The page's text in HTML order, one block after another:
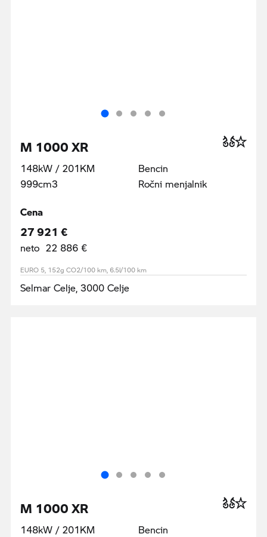
M 1000 XR
148kW / 201KM
999cm3
Bencin
Ročni menjalnik
Cena
27 921 €
neto 22 886 €
EURO 5, 152g CO2/100 km, 6.5l/100 km
Selmar Celje, 3000 Celje
M 1000 XR
148kW / 201KM
Bencin